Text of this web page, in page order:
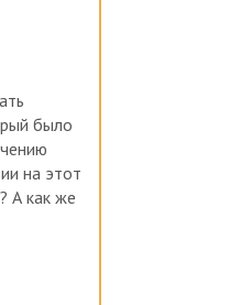
было
на этот
А как же